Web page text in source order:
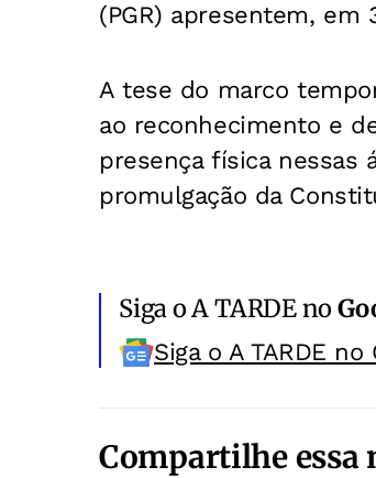
(PGR) apresentem, em
A tese do marco
ao reconhecimento e
presença física nessas
promulgação da
Siga o A TARDE no
Siga o A TARDE
Compartilhe essa